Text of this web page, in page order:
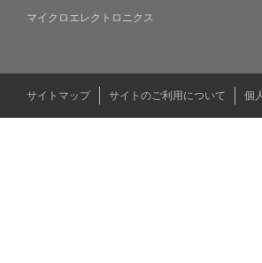
マイクロエレクトロニクス
サイトマップ サイトのご利用について 個